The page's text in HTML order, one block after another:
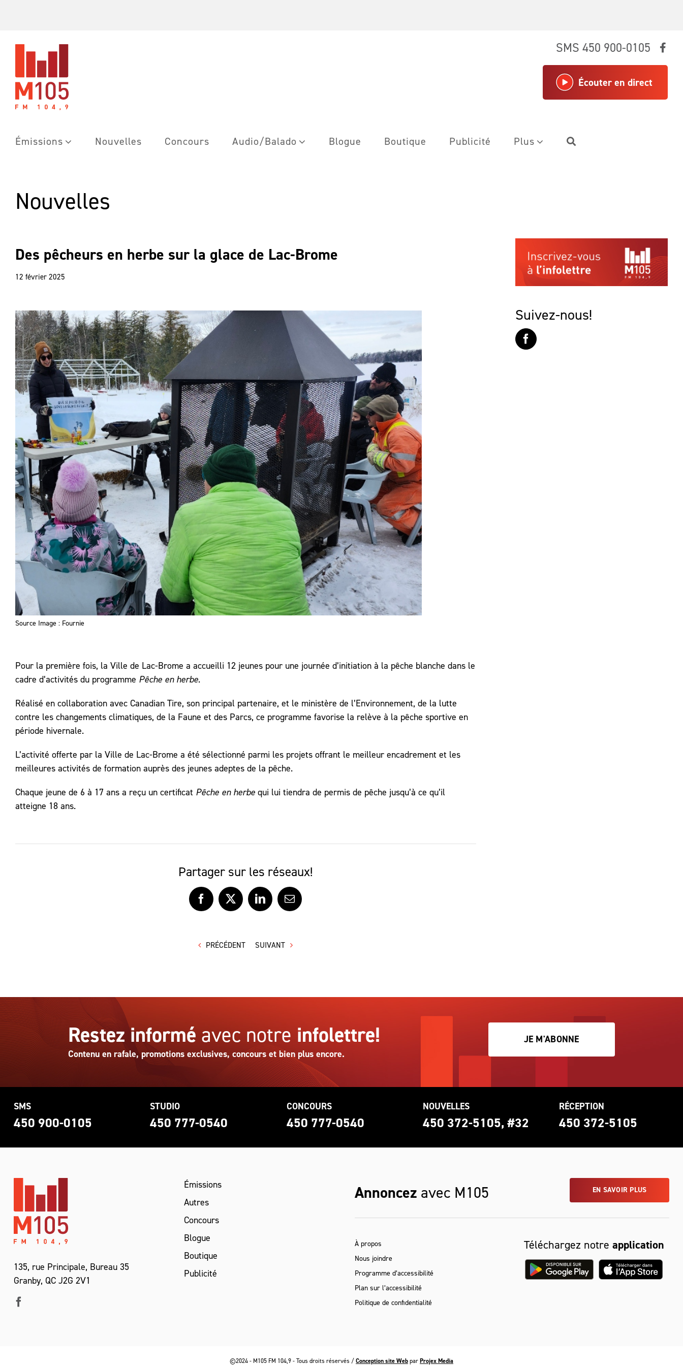
SMS 450 900-0105
Écouter en direct
Émissions Nouvelles Concours Audio/Balado Blogue Boutique Publicité Plus
Nouvelles
Des pêcheurs en herbe sur la glace de Lac-Brome
12 février 2025
Source Image : Fournie
Pour la première fois, la Ville de Lac-Brome a accueilli 12 jeunes pour une journée d’initiation à la pêche blanche dans le
cadre d’activités du programme Pêche en herbe.
Réalisé en collaboration avec Canadian Tire, son principal partenaire, et le ministère de l’Environnement, de la lutte
contre les changements climatiques, de la Faune et des Parcs, ce programme favorise la relève à la pêche sportive en
période hivernale.
L’activité offerte par la Ville de Lac-Brome a été sélectionné parmi les projets offrant le meilleur encadrement et les
meilleures activités de formation auprès des jeunes adeptes de la pêche.
Chaque jeune de 6 à 17 ans a reçu un certificat Pêche en herbe qui lui tiendra de permis de pêche jusqu’à ce qu’il
atteigne 18 ans.
Partager sur les réseaux!
Facebook
X LinkedInCourriel
PRÉCÉDENT SUIVANT
Suivez-nous!
Restez informé avec notre infolettre!
Contenu en rafale, promotions exclusives, concours et bien plus encore.
JE M'ABONNE
SMS
450 900-0105
STUDIO
450 777-0540
CONCOURS
450 777-0540
NOUVELLES
450 372-5105, #32
RÉCEPTION
450 372-5105
135, rue Principale, Bureau 35
Granby, QC J2G 2V1
Émissions
Autres
Concours
Blogue
Boutique
Publicité
Annoncez avec M105 EN SAVOIR PLUS
À propos
Nous joindre
Programme d’accessibilité
Plan sur l’accessibilité
Politique de confidentialité
Téléchargez notre application
©2024 - M105 FM 104,9 - Tous droits réservés /Conception site WebparProjex Media